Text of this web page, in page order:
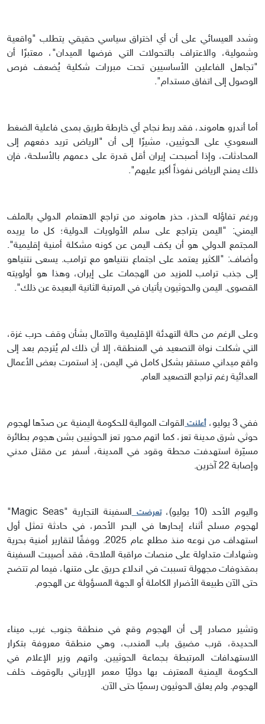
وشدد العيسائي على أن أي اختراق سياسي حقيقي يتطلب "واقعية
وشمولية، والاعتراف بالتحولات التي فرضها الميدان"، معتبرًا أن
"تجاهل الفاعلين الأساسيين تحت مبررات شكلية يُضعف فرص
الوصول إلى اتفاق مستدام".
أما أندرو هاموند، فقد ربط نجاح أي خارطة طريق بمدى فاعلية الضغط
السعودي على الحوثيين، مشيرًا إلى أن "الرياض تريد دفعهم إلى
المحادثات، وإذا أصبحت إيران أقل قدرة على دعمهم بالأسلحة، فإن
ذلك يمنح الرياض نفوذاً أكبر عليهم".
ورغم تفاؤله الحذر، حذر هاموند من تراجع الاهتمام الدولي بالملف
اليمني: "اليمن يتراجع على سلم الأولويات الدولية؛ كل ما يريده
المجتمع الدولي هو أن يكف اليمن عن كونه مشكلة أمنية إقليمية".
وأضاف: "الكثير يعتمد على اجتماع نتنياهو مع ترامب. يسعى نتنياهو
إلى جذب ترامب للمزيد من الهجمات على إيران، وهذا هو أولويته
القصوى. اليمن والحوثيون يأتيان في المرتبة الثانية البعيدة عن ذلك".
وعلى الرغم من حالة التهدئة الإقليمية والآمال بشأن وقف حرب غزة،
التي شكلت نواة التصعيد في المنطقة، إلا أن ذلك لم يُترجم بعد إلى
واقع ميداني مستقر بشكل كامل في اليمن، إذ استمرت بعض الأعمال
العدائية رغم تراجع التصعيد العام.
ففي 3 يوليو، أعلنت القوات الموالية للحكومة اليمنية عن صدّها لهجوم
حوثي شرق مدينة تعز، كما اتهم محور تعز الحوثيين بشن هجوم بطائرة
مسيّرة استهدفت محطة وقود في المدينة، أسفر عن مقتل مدني
وإصابة 22 آخرين.
واليوم الأحد (10 يوليو)، تعرضت
السفينة التجارية "Magic Seas"
لهجوم مسلح أثناء إبحارها في البحر الأحمر، في حادثة تمثل أول
استهداف من نوعه منذ مطلع عام 2025. ووفقًا لتقارير أمنية بحرية
وشهادات متداولة على منصات مراقبة الملاحة، فقد أصيبت السفينة
بمقذوفات مجهولة تسببت في اندلاع حريق على متنها، فيما لم تتضح
حتى الآن طبيعة الأضرار الكاملة أو الجهة المسؤولة عن الهجوم.
وتشير مصادر إلى أن الهجوم وقع في منطقة جنوب غرب ميناء
الحديدة، قرب مضيق باب المندب، وهي منطقة معروفة بتكرار
الاستهدافات المرتبطة بجماعة الحوثيين. واتهم وزير الإعلام في
الحكومة اليمنية المعترف بها دوليًا معمر الإرياني بالوقوف خلف
الهجوم. ولم يعلق الحوثيون رسميًا حتى الآن.